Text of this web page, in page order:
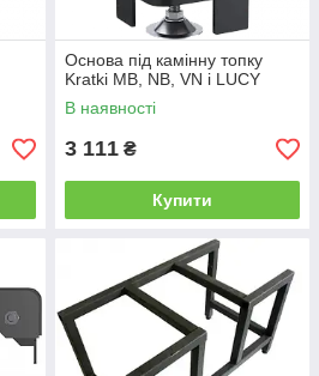
Основа під камінну топку
Kratki MB, NB, VN і LUCY
В наявності
3 111 ₴
Купити